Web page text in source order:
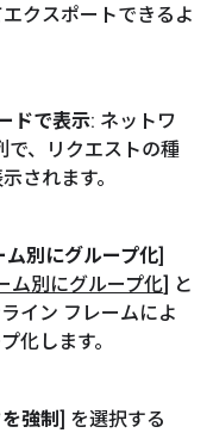
クスポートできるよ
ドで表示: ネットワ
で、リクエストの種
されます。
別にグループ化
ム別にグループ化 ] と
イン フレームによ
化します。
強制
] を選択する